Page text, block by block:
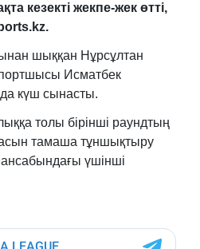
кезекті жекпе-жек өтті,
шыққан Нұрсұлтан
Исматбек
күш сынасты.
толы бірінші раундтың
тамаша тұншықтыру
үшінші